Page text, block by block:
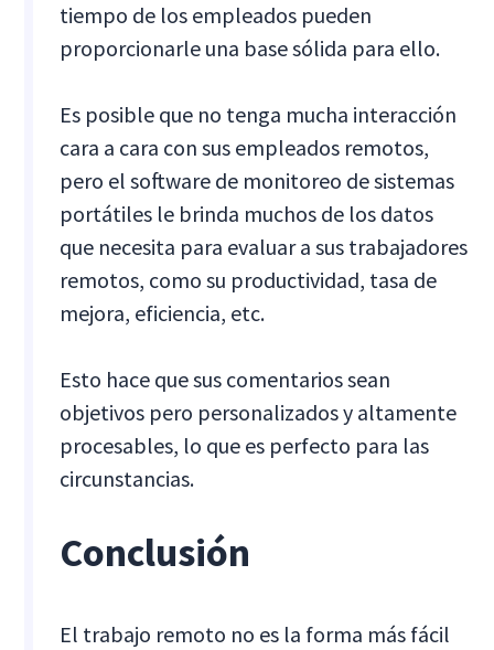
tiempo de los empleados pueden
proporcionarle una base sólida para ello.
Es posible que no tenga mucha interacción
cara a cara con sus empleados remotos,
pero el software de monitoreo de sistemas
portátiles le brinda muchos de los datos
que necesita para evaluar a sus trabajadores
remotos, como su productividad, tasa de
mejora, eficiencia, etc.
Esto hace que sus comentarios sean
objetivos pero personalizados y altamente
procesables, lo que es perfecto para las
circunstancias.
Conclusión
El trabajo remoto no es la forma más fácil